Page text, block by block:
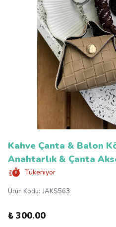
Kahve Çanta & Balon
Anahtarlık & Çanta
Tükeniyor
Ürün Kodu: JAKS563
₺ 300.00